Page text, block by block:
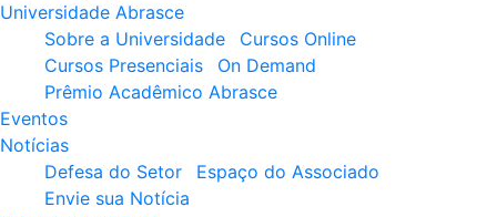
Universidade Abrasce
Sobre a Universidade
Cursos Online
Cursos Presenciais
On Demand
Prêmio Acadêmico Abrasce
Eventos
Notícias
Defesa do Setor
Espaço do Associado
Envie sua Notícia